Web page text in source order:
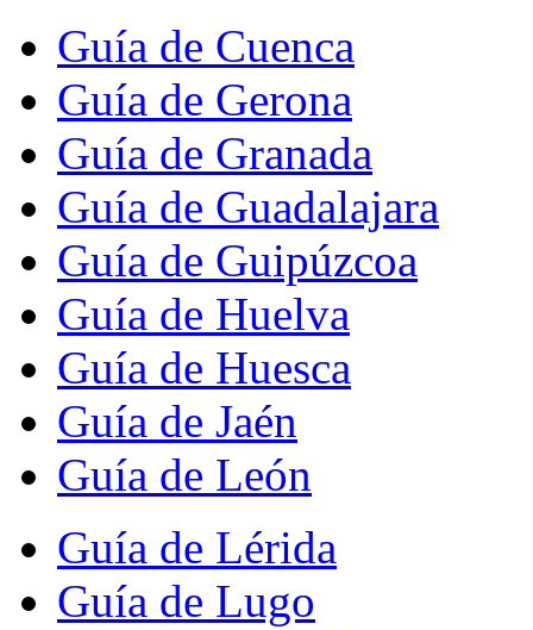
Guía de Cuenca
Guía de Gerona
Guía de Granada
Guía de Guadalajara
Guía de Guipúzcoa
Guía de Huelva
Guía de Huesca
Guía de Jaén
Guía de León
Guía de Lérida
Guía de Lugo